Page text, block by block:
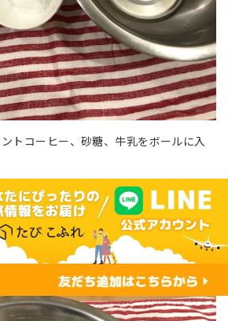
トコーヒー、砂糖、牛乳をボールに入